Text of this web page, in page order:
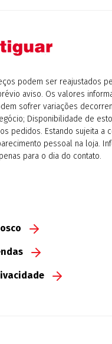
podem ser reajustados
aviso. Os valores
sofrer variações
Disponibilidade de
pedidos. Estando sujeita a
pessoal na loja.
para o dia do contato.